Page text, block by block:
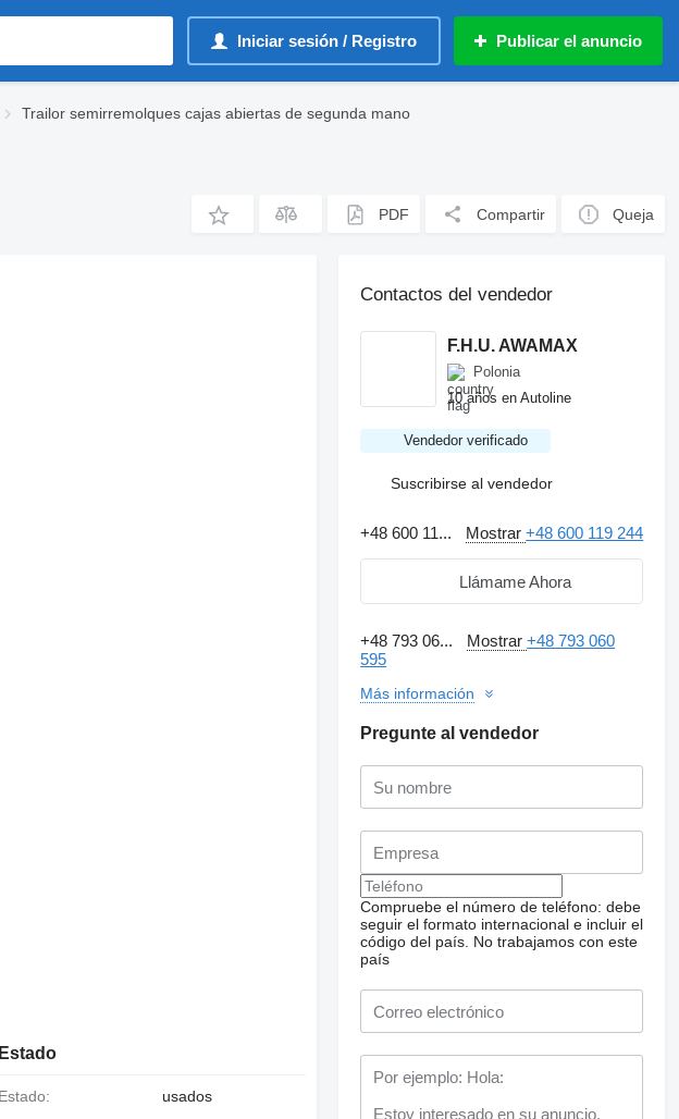
Iniciar sesión / Registro Publicar el anuncio
Trailor semirremolques cajas abiertas de segunda mano
PDF Compartir Queja
Estado
Estado: usados
Contactos del vendedor
F.H.U. AWAMAX
Polonia
10 años en Autoline
Vendedor verificado
Suscribirse al vendedor
+48 600 11... Mostrar+48 600 119 244
Llámame Ahora
+48 793 06... Mostrar+48 793 060
595
Más información
Pregunte al vendedor
Compruebe el número de teléfono: debe
seguir el formato internacional e incluir el
código del país. No trabajamos con este
país